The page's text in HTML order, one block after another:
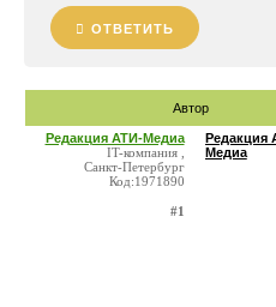
ОТВЕТИТЬ
Автор
Редакция АТИ-Медиа
IT-компания ,
Санкт-Петербург
Код:1971890
#1
Редакция
Медиа